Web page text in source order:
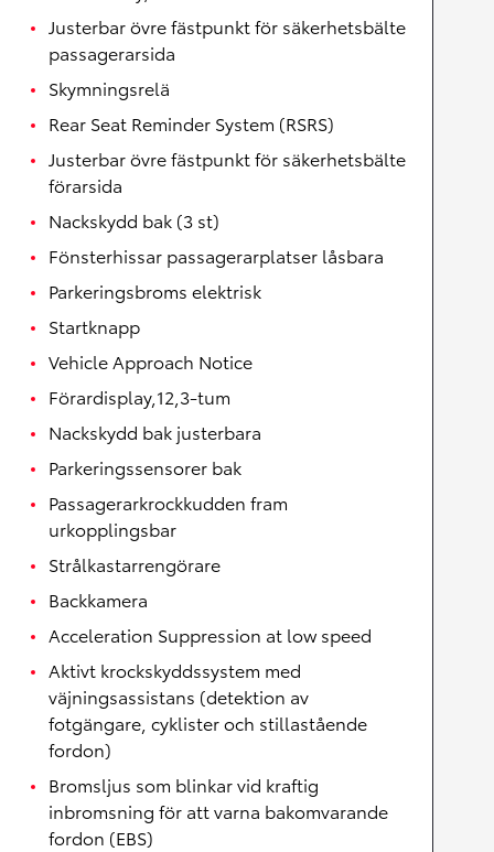
Justerbar övre fästpunkt för säkerhetsbälte
passagerarsida
Skymningsrelä
Rear Seat Reminder System (RSRS)
Justerbar övre fästpunkt för säkerhetsbälte
förarsida
Nackskydd bak (3 st)
Fönsterhissar passagerarplatser låsbara
Parkeringsbroms elektrisk
Startknapp
Vehicle Approach Notice
Förardisplay,12,3-tum
Nackskydd bak justerbara
Parkeringssensorer bak
Passagerarkrockkudden fram
urkopplingsbar
Strålkastarrengörare
Backkamera
Acceleration Suppression at low speed
Aktivt krockskyddssystem med
väjningsassistans (detektion av
fotgängare, cyklister och stillastående
fordon)
Bromsljus som blinkar vid kraftig
inbromsning för att varna bakomvarande
fordon (EBS)